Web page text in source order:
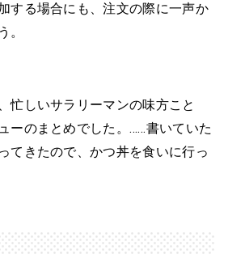
する場合にも、注文の際に一声か
。
忙しいサラリーマンの味方こと
ーのまとめでした。……書いていた
てきたので、かつ丼を食いに行っ